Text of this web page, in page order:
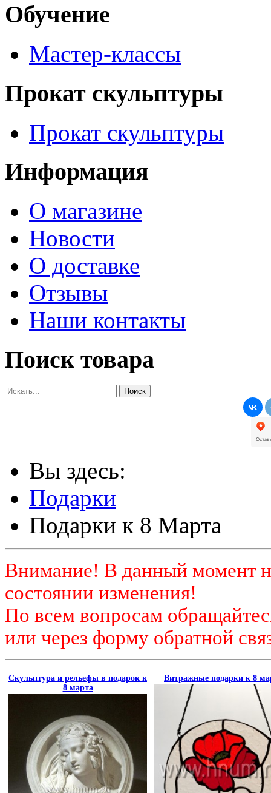
Обучение
Мастер-классы
Прокат скульптуры
Прокат скульптуры
Информация
О магазине
Новости
О доставке
Отзывы
Наши контакты
Поиск товара
Вы здесь:
Подарки
Подарки к 8 Марта
Внимание! В данный момент
состоянии изменения!
По всем вопросам
или через форму обратной
Скульптура и рельефы в подарок к
8 марта
Витражные подарки к 8